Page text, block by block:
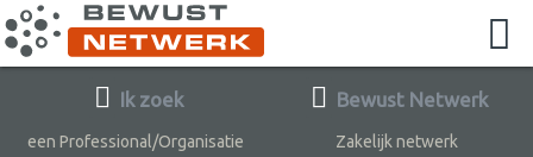
Ik zoek
een Professional/Organisatie
Bewust Netwerk
Zakelijk netwerk